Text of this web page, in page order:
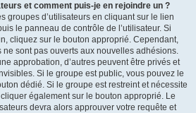
et comment puis-je en rejoindre un ?
groupes d’utilisateurs en cliquant sur le lien
le panneau de contrôle de l’utilisateur. Si
cliquez sur le bouton approprié. Cependant,
ne sont pas ouverts aux nouvelles adhésions.
approbation, d’autres peuvent être privés et
Si le groupe est public, vous pouvez le
dédié. Si le groupe est restreint et nécessite
également sur le bouton approprié. Le
devra alors approuver votre requête et